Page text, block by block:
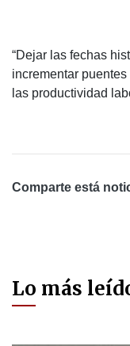
“Dejar las fechas
incrementar
las productividad
Comparte está
Lo más